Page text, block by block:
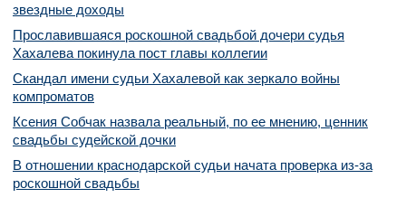
звездные доходы
Прославившаяся роскошной свадьбой дочери судья
Хахалева покинула пост главы коллегии
Скандал имени судьи Хахалевой как зеркало войны
компроматов
Ксения Собчак назвала реальный, по ее мнению, ценник
свадьбы судейской дочки
В отношении краснодарской судьи начата проверка из-за
роскошной свадьбы